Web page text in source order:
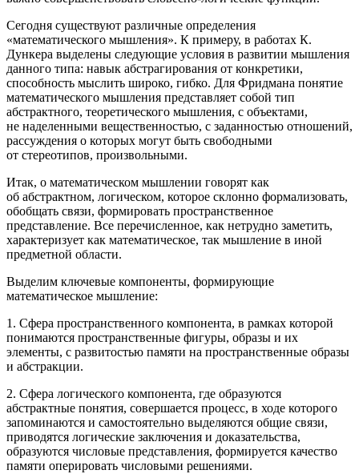
Сегодня существуют различные определения
«математического мышления». К примеру, в работах К.
Дункера выделены следующие условия в развитии мышления
данного типа: навык абстрагирования от конкретики,
способность мыслить широко, гибко. Для Фридмана понятие
математического мышления представляет собой тип
абстрактного, теоретического мышления, с объектами,
не наделенными вещественностью, с заданностью отношений,
рассуждения о которых могут быть свободными
от стереотипов, произвольными.
Итак, о математическом мышлении говорят как
об абстрактном, логическом, которое склонно формализовать,
обобщать связи, формировать пространственное
представление. Все перечисленное, как нетрудно заметить,
характеризует как математическое, так мышление в иной
предметной области.
Выделим ключевые компоненты, формирующие
математическое мышление:
1. Сфера пространственного компонента, в рамках которой
понимаются пространственные фигуры, образы и их
элементы, с развитостью памяти на пространственные образы
и абстракции.
2. Сфера логического компонента, где образуются
абстрактные понятия, совершается процесс, в ходе которого
запоминаются и самостоятельно выделяются общие связи,
приводятся логические заключения и доказательства,
образуются числовые представления, формируется качество
памяти оперировать числовыми решениями.